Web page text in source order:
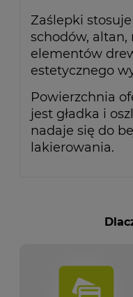
Zaślepki
schodów,
elementów
estetycznego
Powierzchnia
jest gładka i
nadaje się do
lakierowania.